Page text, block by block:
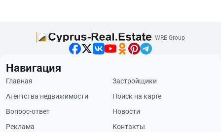
WRE Group
Навигация
Главная
Застройщики
Агентства недвижимости
Поиск на карте
Вопрос-ответ
Новости
Реклама
Контакты